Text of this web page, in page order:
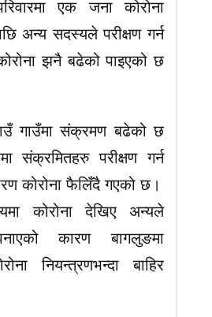
एक जना कोरोना
अन्य सदस्यले परीक्षण गर्न
झनै बढेको पाइएको छ
गाउँमा संक्रमण बढेको छ
संक्रमितहरु परीक्षण गर्न
कोरोना फैलिँदै गएको छ।
कोरोना देखिए अन्यले
कारण बागलुङमा
नियन्त्रणभन्दा बाहिर